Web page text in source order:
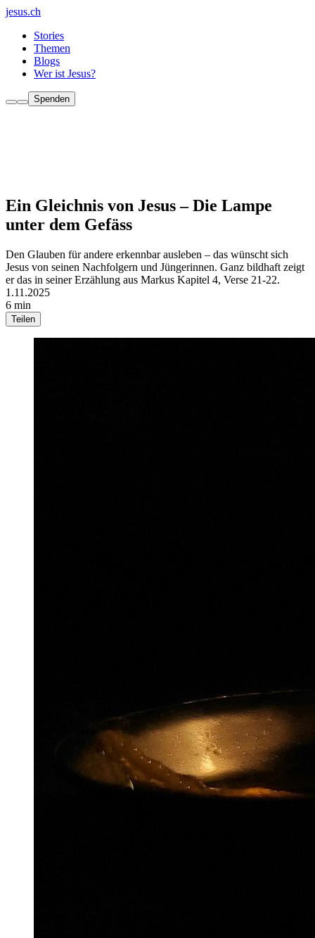
jesus.ch
Stories
Themen
Blogs
Wer ist Jesus?
Spenden
Ein Gleichnis von Jesus – Die Lampe
unter dem Gefäss
Den Glauben für andere erkennbar ausleben – das wünscht sich
Jesus von seinen Nachfolgern und Jüngerinnen. Ganz bildhaft zeigt
er das in seiner Erzählung aus Markus Kapitel 4, Verse 21-22.
1.11.2025
6 min
Teilen